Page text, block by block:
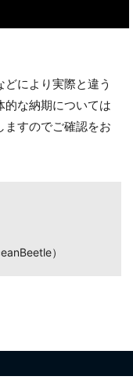
により実際と違う
的な納期については
ますのでご確認をお
）